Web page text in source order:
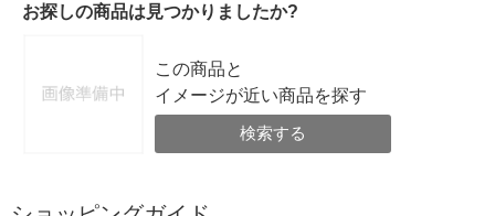
お探しの商品は見つかりましたか?
この商品と
イメージが近い商品を探す
検索する